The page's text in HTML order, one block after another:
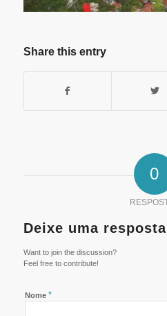
Share this entry
0
Deixe uma resposta
Want to join the discussion?
Feel free to contribute!
Nome *